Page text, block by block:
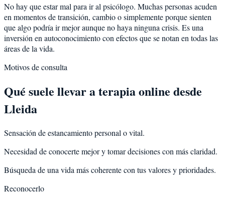
No hay que estar mal para ir al psicólogo. Muchas personas acuden
en momentos de transición, cambio o simplemente porque sienten
que algo podría ir mejor aunque no haya ninguna crisis. Es una
inversión en autoconocimiento con efectos que se notan en todas las
áreas de la vida.
Motivos de consulta
Qué suele llevar a terapia online desde
Lleida
Sensación de estancamiento personal o vital.
Necesidad de conocerte mejor y tomar decisiones con más claridad.
Búsqueda de una vida más coherente con tus valores y prioridades.
Reconocerlo